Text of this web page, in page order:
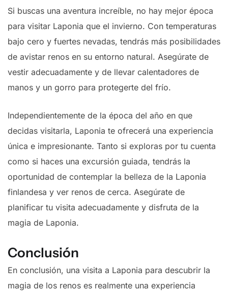
Si buscas una aventura increíble, no hay mejor época
para visitar Laponia que el invierno. Con temperaturas
bajo cero y fuertes nevadas, tendrás más posibilidades
de avistar renos en su entorno natural. Asegúrate de
vestir adecuadamente y de llevar calentadores de
manos y un gorro para protegerte del frío.
Independientemente de la época del año en que
decidas visitarla, Laponia te ofrecerá una experiencia
única e impresionante. Tanto si exploras por tu cuenta
como si haces una excursión guiada, tendrás la
oportunidad de contemplar la belleza de la Laponia
finlandesa y ver renos de cerca. Asegúrate de
planificar tu visita adecuadamente y disfruta de la
magia de Laponia.
Conclusión
En conclusión, una visita a Laponia para descubrir la
magia de los renos es realmente una experiencia